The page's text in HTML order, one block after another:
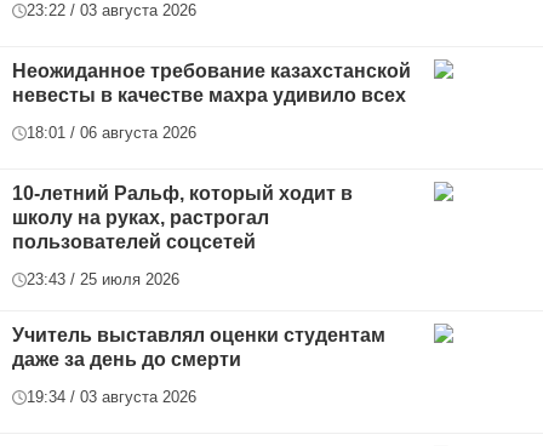
23:22 / 03 августа 2026
Неожиданное требование казахстанской
невесты в качестве махра удивило всех
18:01 / 06 августа 2026
10-летний Ральф, который ходит в
школу на руках, растрогал
пользователей соцсетей
23:43 / 25 июля 2026
Учитель выставлял оценки студентам
даже за день до смерти
19:34 / 03 августа 2026